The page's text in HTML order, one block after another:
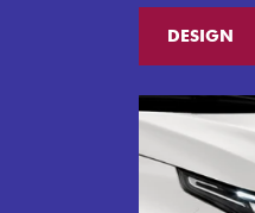
DESIGN